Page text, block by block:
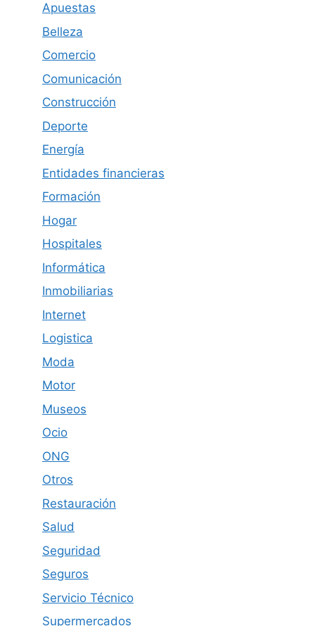
Apuestas
Belleza
Comercio
Comunicación
Construcción
Deporte
Energía
Entidades financieras
Formación
Hogar
Hospitales
Informática
Inmobiliarias
Internet
Logistica
Moda
Motor
Museos
Ocio
ONG
Otros
Restauración
Salud
Seguridad
Seguros
Servicio Técnico
Supermercados